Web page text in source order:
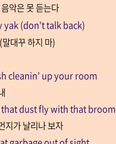
악은 못 듣는다
yak (don't talk back)
(말대꾸 하지 마)
cleanin' up your room
that dust fly with that broom
지가 날리나 보자